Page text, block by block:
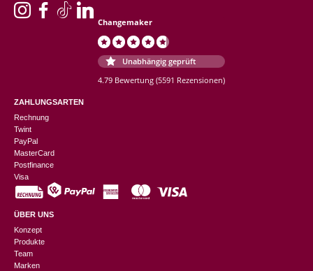
Changemaker
Unabhängig geprüft
4.79 Bewertung (5591 Rezensionen)
ZAHLUNGSARTEN
Rechnung
Twint
PayPal
MasterCard
Postfinance
Visa
ÜBER UNS
Konzept
Produkte
Team
Marken